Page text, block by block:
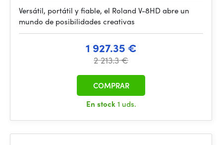
Versátil, portátil y fiable, el Roland V-8HD abre un
mundo de posibilidades creativas
1 927.35 €
2 213.3 €
En stock1 uds.
COMPRAR